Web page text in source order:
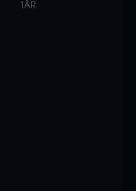
1ÅR